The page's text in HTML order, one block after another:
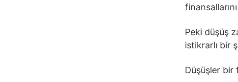
Peki düşüş
istikrarlı bir
Düşüşler bir